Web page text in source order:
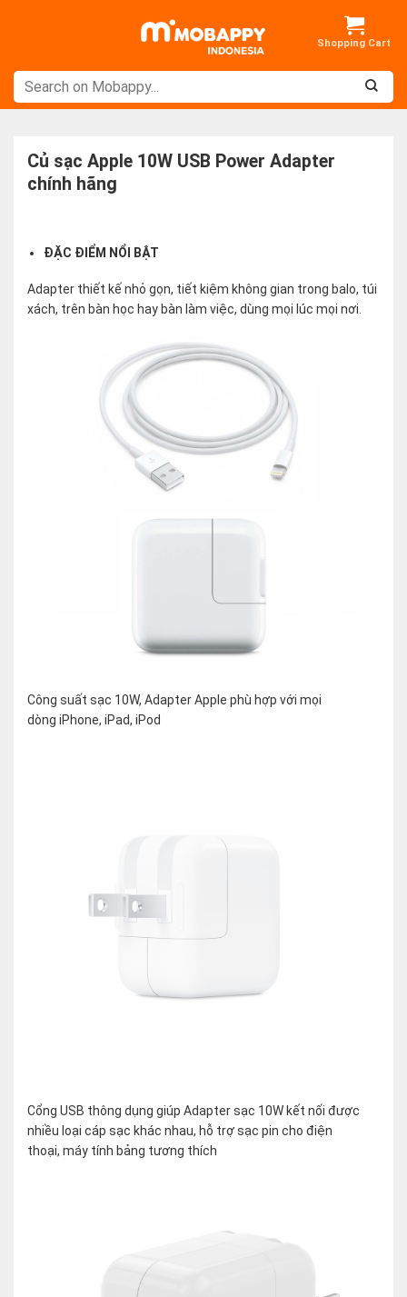
Củ sạc Apple 10W USB Power Adapter
chính hãng
ĐẶC ĐIỂM NỔI BẬT
Adapter thiết kế nhỏ gọn, tiết kiệm không gian trong balo, túi
xách, trên bàn học hay bàn làm việc, dùng mọi lúc mọi nơi.
Công suất sạc 10W, Adapter Apple phù hợp với mọi
dòng iPhone, iPad, iPod
Cổng USB thông dụng giúp Adapter sạc 10W kết nối được
nhiều loại cáp sạc khác nhau, hỗ trợ sạc pin cho điện
thoại, máy tính bảng tương thích